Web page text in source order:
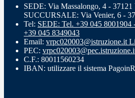
SEDE: Via Massalongo, 4 - 37121
SUCCURSALE: Via Venier, 6 -
Tel: SEDE: Tel. +39 045
+39 045 8349043
Email: vrpc020003@istruzione.it
PEC:
C.F.: 80011560234
IBAN: utilizzare il sistema